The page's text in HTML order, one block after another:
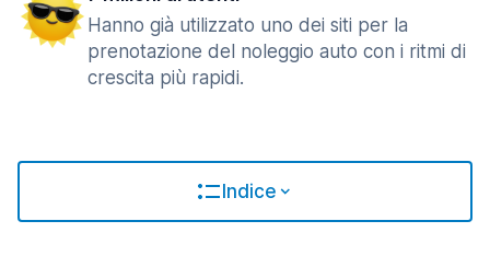
Hanno già utilizzato uno dei siti per la
prenotazione del noleggio auto con i ritmi di
crescita più rapidi.
Indice